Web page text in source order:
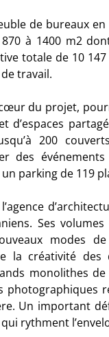
de bureaux
à 1400 m2dont
totale de 10
travail.
du projet,
d’espaces
200
des
parking de 119
Ses
modes
la créativité des
monolithes
photographiques
Un important
rythment